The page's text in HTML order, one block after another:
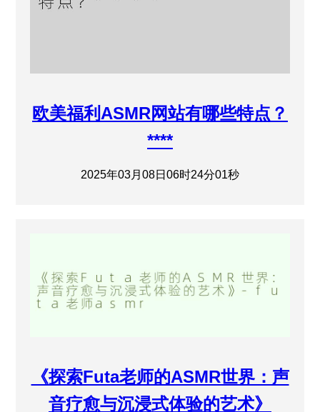
欧美福利ASMR网站有哪些特点？
****
2025年03月08日06时24分01秒
《探索Futa老师的ASMR世界：声
音疗愈与沉浸式体验的艺术》